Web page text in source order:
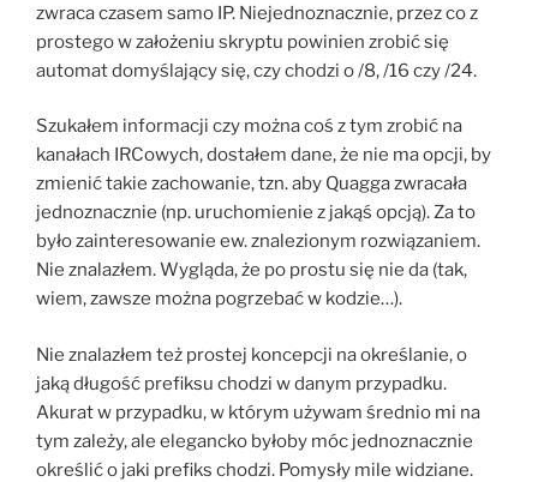
zwraca czasem samo IP. Niejednoznacznie, przez co z
prostego w założeniu skryptu powinien zrobić się
automat domyślający się, czy chodzi o /8, /16 czy /24.
Szukałem informacji czy można coś z tym zrobić na
kanałach IRCowych, dostałem dane, że nie ma opcji, by
zmienić takie zachowanie, tzn. aby Quagga zwracała
jednoznacznie (np. uruchomienie z jakąś opcją). Za to
było zainteresowanie ew. znalezionym rozwiązaniem.
Nie znalazłem. Wygląda, że po prostu się nie da (tak,
wiem, zawsze można pogrzebać w kodzie…).
Nie znalazłem też prostej koncepcji na określanie, o
jaką długość prefiksu chodzi w danym przypadku.
Akurat w przypadku, w którym używam średnio mi na
tym zależy, ale elegancko byłoby móc jednoznacznie
określić o jaki prefiks chodzi. Pomysły mile widziane.